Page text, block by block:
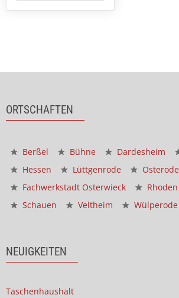
ORTSCHAFTEN
Berßel Bühne Dardesheim
Hessen
Lüttgenrode
Osterode
Fachwerkstadt Osterwieck
Rhoden
Schauen
Veltheim Wülperode
NEUIGKEITEN
Taschenhaushalt